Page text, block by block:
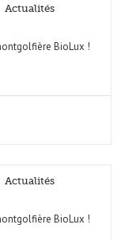
Actualités
BioLux !
Actualités
BioLux !